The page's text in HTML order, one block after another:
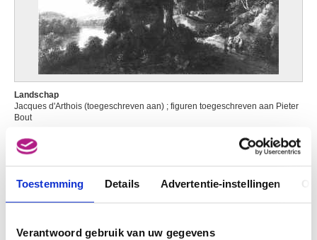
Toestemming Details Advertentie-instellingen
Verantwoord gebruik van uw gegevens
Landschap
Jacques d'Arthois (toegeschreven aan) ; figuren toegeschreven aan Pieter
Bout